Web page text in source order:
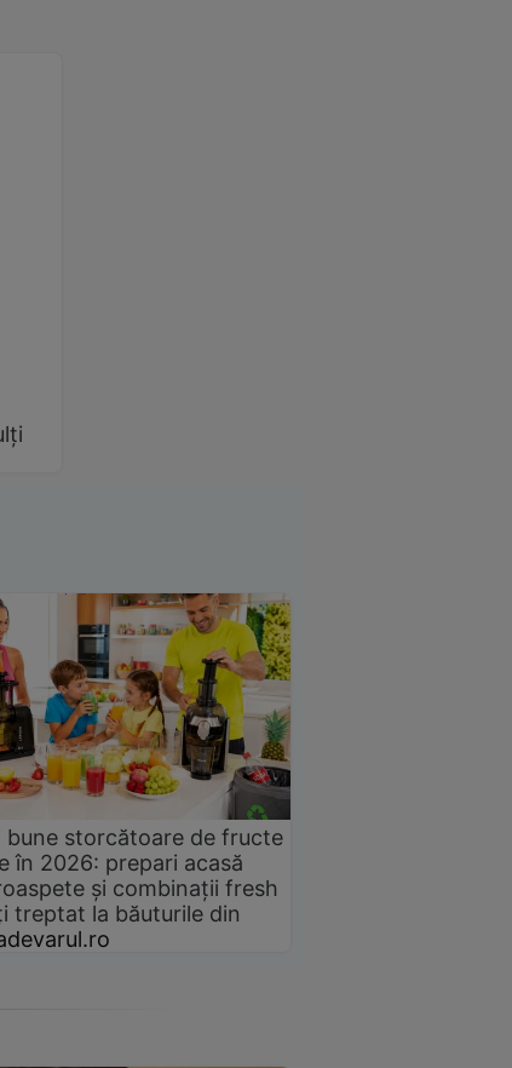
bune storcătoare de fructe
în 2026: prepari acasă
și combinații fresh
treptat la băuturile din